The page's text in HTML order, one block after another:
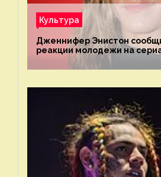
Культура
Дженнифер Энистон
реакции молодежи на